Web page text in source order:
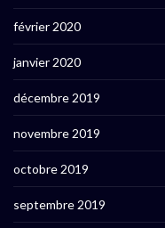
février 2020
janvier 2020
décembre 2019
novembre 2019
octobre 2019
septembre 2019